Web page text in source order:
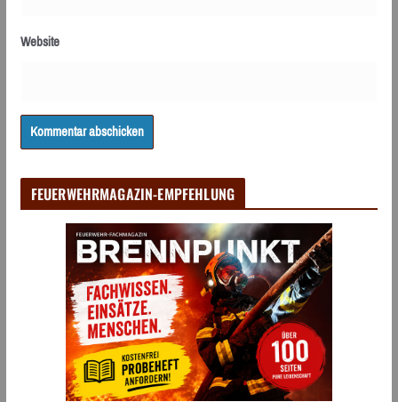
Website
FEUERWEHRMAGAZIN-EMPFEHLUNG